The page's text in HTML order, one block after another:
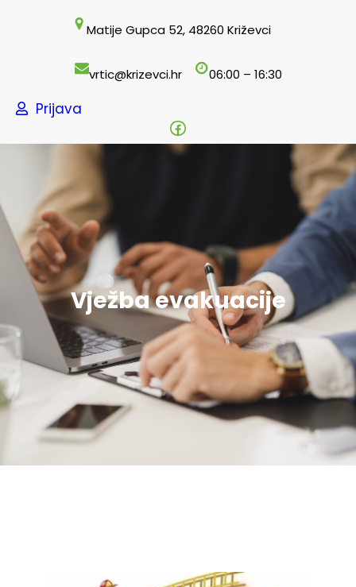
Matije Gupca 52, 48260 Križevci
vrtic@krizevci.hr 06:00 – 16:30
Prijava
Facebook
Vježba evakuacije